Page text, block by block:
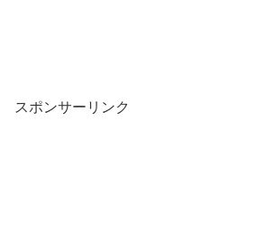
スポンサーリンク